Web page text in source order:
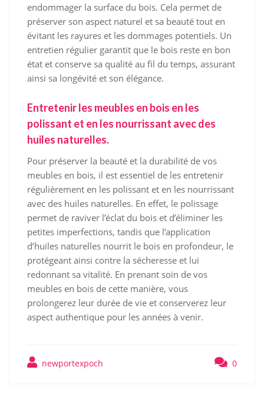
endommager la surface du bois. Cela permet de
préserver son aspect naturel et sa beauté tout en
évitant les rayures et les dommages potentiels. Un
entretien régulier garantit que le bois reste en bon
état et conserve sa qualité au fil du temps, assurant
ainsi sa longévité et son élégance.
Entretenir les meubles en bois en les
polissant et en les nourrissant avec des
huiles naturelles.
Pour préserver la beauté et la durabilité de vos
meubles en bois, il est essentiel de les entretenir
régulièrement en les polissant et en les nourrissant
avec des huiles naturelles. En effet, le polissage
permet de raviver l’éclat du bois et d’éliminer les
petites imperfections, tandis que l’application
d’huiles naturelles nourrit le bois en profondeur, le
protégeant ainsi contre la sécheresse et lui
redonnant sa vitalité. En prenant soin de vos
meubles en bois de cette manière, vous
prolongerez leur durée de vie et conserverez leur
aspect authentique pour les années à venir.
newportexpoch 0